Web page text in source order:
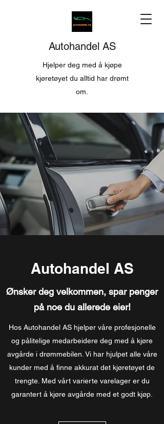
Autohandel AS
Hjelper deg med å kjøpe
kjøretøyet du alltid har drømt
om.
Autohandel AS
Ønsker deg velkommen, spar penger
på noe du allerede eier!
Hos Autohandel AS hjelper våre profesjonelle
og pålitelige medarbeidere deg med å kjøre
avgårde i drømmebilen. Vi har hjulpet alle våre
kunder med å finne akkurat det kjøretøyet de
trengte. Med vårt varierte varelager er du
garantert å kjøre avgårde med et godt kjøp.